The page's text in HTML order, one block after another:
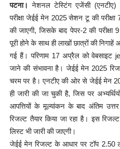
पटना। नेशनल टेस्टिंग एजेंसी (एनटीए)
परीक्षा जेईई मेन 2025 सेशन टू की
की जाएगी, जिसके बाद पेपर-2 की परीक्षा
पूरी होने के साथ ही लाखों छात्रों की
गई हैं। परिणाम 17 अप्रैल को वेबसाइट
जाने की संभावना है। जेईई मेन 2025
चरम पर है। एनटीए की ओर से जेईई मेन
ही जारी की जा चुकी है, जिस पर
आपत्तियों के मूल्यांकन के बाद अंतिम
रिजल्ट तैयार किया जा रहा है। इस
लिस्ट भी जारी की जाएगी।
जेईई मेन रिजल्ट के आधार पर टॉप 2.50